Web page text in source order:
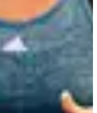
et enjeux pour cet organe
des conduites